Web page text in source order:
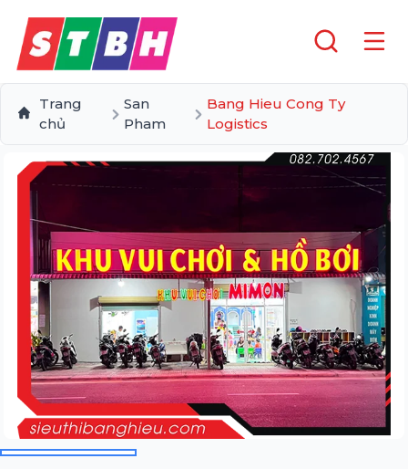
Trang
chủ
San
Pham
Bang Hieu Cong Ty
Logistics